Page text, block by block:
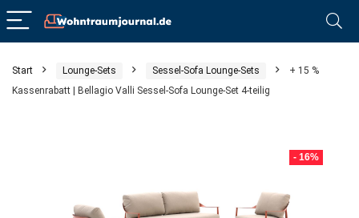
Start Lounge-Sets Sessel-Sofa Lounge-Sets
+ 15 %
Kassenrabatt | Bellagio Valli Sessel-Sofa Lounge-Set 4-teilig
- 16%